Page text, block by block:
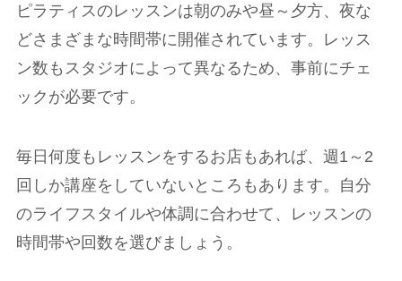
ピラティスのレッスンは朝のみや昼～夕方、夜な
どさまざまな時間帯に開催されています。レッス
ン数もスタジオによって異なるため、事前にチェ
ックが必要です。
毎日何度もレッスンをするお店もあれば、週1～2
回しか講座をしていないところもあります。自分
のライフスタイルや体調に合わせて、レッスンの
時間帯や回数を選びましょう。